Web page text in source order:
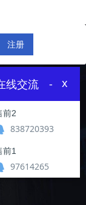
注册
线交流 x
-
前2
838720393
前1
97614265